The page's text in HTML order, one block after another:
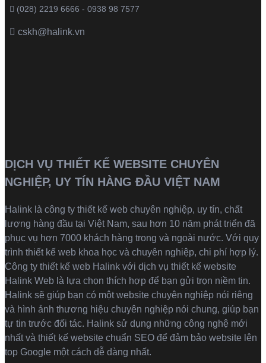
(028) 2219 6666 - 0938 98 7577
cskh@halink.vn
DỊCH VỤ THIẾT KẾ WEBSITE CHUYÊN
NGHIỆP, UY TÍN HÀNG ĐẦU VIỆT NAM
Halink là công ty thiết kế web chuyên nghiệp, uy tín, chất
lượng hàng đầu tại Việt Nam, sau hơn 10 năm phát triển đã
phục vụ hơn 7000 khách hàng trong và ngoài nước. Với quy
trình thiết kế web khoa học và chuyên nghiệp, chi phí hợp lý.
Công ty thiết kế web Halink với dịch vụ thiết kế website
Halink Web là lựa chọn thích hợp để bạn gửi trọn niềm tin.
Halink sẽ giúp bạn có một website chuyên nghiệp nói riêng
và hình ảnh thương hiệu chuyên nghiệp nói chung, giúp bạn
tự tin trước đối tác. Halink sử dụng những công nghệ mới
nhất và thiết kế website chuẩn SEO để đảm bảo website lên
top Google một cách dễ dàng nhất.